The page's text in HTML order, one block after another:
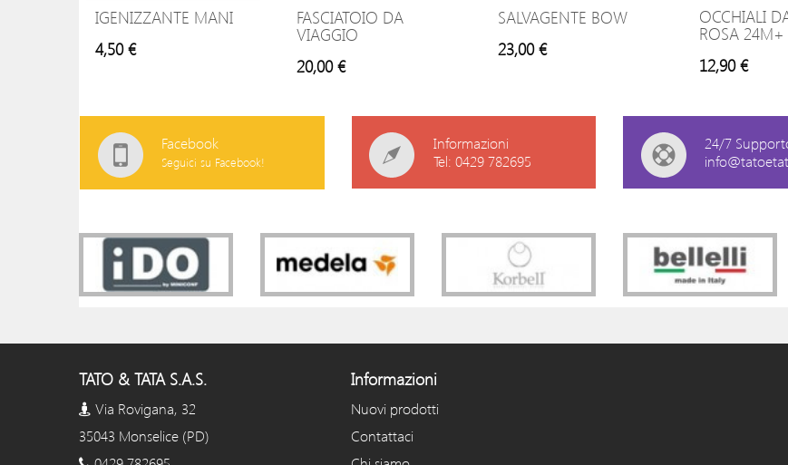
IGENIZZANTE MANI
4,50 €
FASCIATOIO DA
VIAGGIO
20,00 €
SALVAGENTE BOW
23,00 €
OCCHIALI
ROSA 24M+
12,90 €
Facebook
Seguici su Facebook!
Informazioni
Tel: 0429 782695
24/7
TATO & TATA S.A.S.
Via Rovigana, 32
35043 Monselice (PD)
Informazioni
Nuovi prodotti
Contattaci